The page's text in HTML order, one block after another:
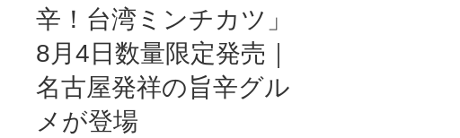
辛！台湾ミンチカツ」
8月4日数量限定発売｜
名古屋発祥の旨辛グル
メが登場